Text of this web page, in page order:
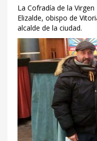
La Cofradía de la
Elizalde, obispo de
alcalde de la ciudad.